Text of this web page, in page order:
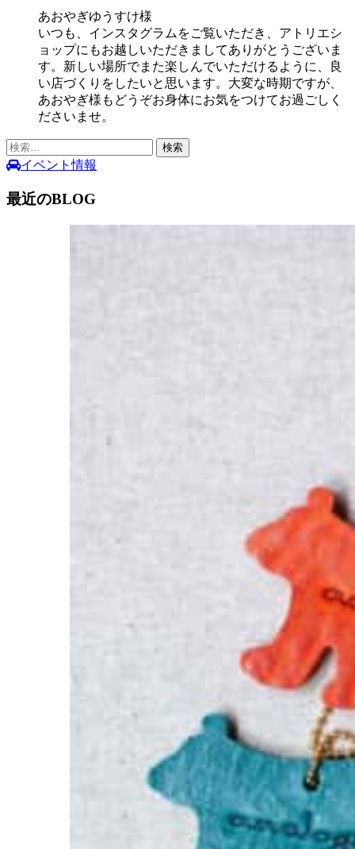
あおやぎゆうすけ様
いつも、インスタグラムをご覧いただき、アトリエシ
ョップにもお越しいただきましてありがとうございま
す。新しい場所でまた楽しんでいただけるように、良
い店づくりをしたいと思います。大変な時期ですが、
あおやぎ様もどうぞお身体にお気をつけてお過ごしく
ださいませ。
検
索:イベント情報
最近のBLOG